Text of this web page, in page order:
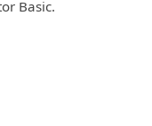
Basic.